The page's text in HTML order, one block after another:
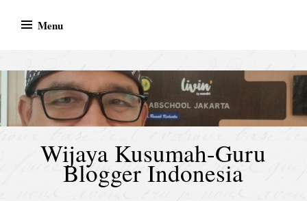
Menu
Wijaya Kusumah-Guru
Blogger Indonesia